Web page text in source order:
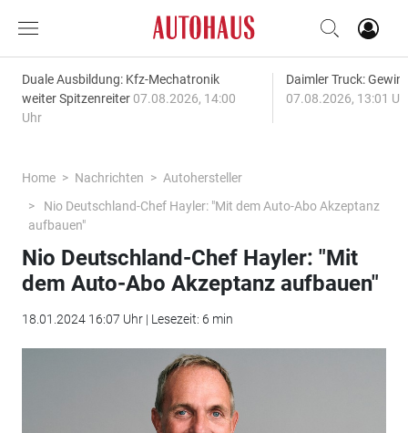
Duale Ausbildung: Kfz-Mechatronik
weiter Spitzenreiter 07.08.2026, 14:00
Uhr
Daimler Truck:
07.08.2026, 13:01
Home Nachrichten
Autohersteller
Nio Deutschland-Chef Hayler: "Mit dem Auto-Abo Akzeptanz
aufbauen"
Nio Deutschland-Chef Hayler: "Mit
dem Auto-Abo Akzeptanz aufbauen"
18.01.2024 16:07 Uhr | Lesezeit: 6 min